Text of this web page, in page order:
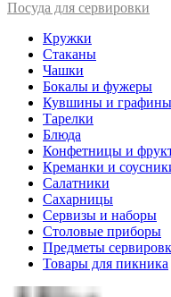
Посуда для сервировки
Кружки
Стаканы
Чашки
Бокалы и фужеры
Кувшины и графины
Тарелки
Блюда
Конфетницы и
Креманки и
Салатники
Сахарницы
Сервизы и наборы
Столовые приборы
Предметы
Товары для пикника